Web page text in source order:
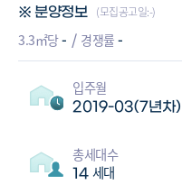
※ 분양정보 (모집공고일:-)
3.3㎡당- 경쟁률 -
입주월
2019-03(7년차)
총세대수
14 세대